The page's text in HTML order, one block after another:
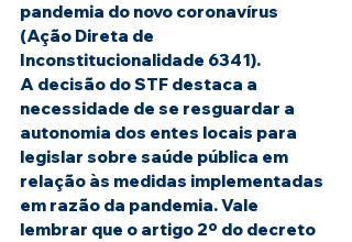
pandemia do novo coronavírus
(Ação Direta de
Inconstitucionalidade 6341).
A decisão do STF destaca a
necessidade de se resguardar a
autonomia dos entes locais para
legislar sobre saúde pública em
relação às medidas implementadas
em razão da pandemia. Vale
lembrar que o artigo 2º do decreto